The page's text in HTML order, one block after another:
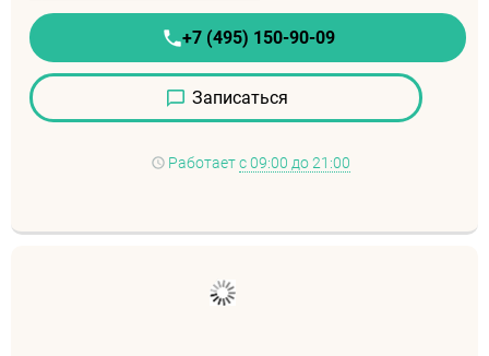
+7 (495) 150-90-09
Записаться
Работает с 09:00 до 21:00